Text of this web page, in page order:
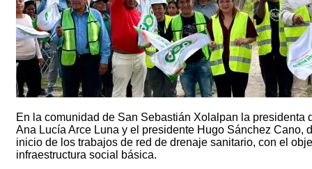
En la comunidad de San Sebastián Xolalpan la presidenta
Ana Lucía Arce Luna y el presidente Hugo Sánchez Cano,
inicio de los trabajos de red de drenaje sanitario, con el
infraestructura social básica.